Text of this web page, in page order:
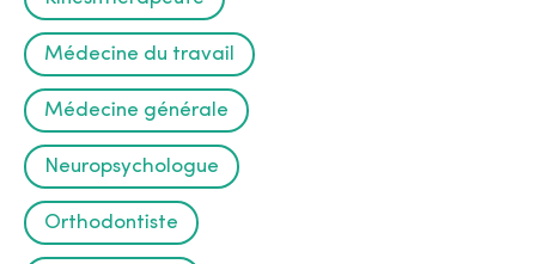
i
r
e
Médecine du travail
Médecine générale
Neuropsychologue
Orthodontiste